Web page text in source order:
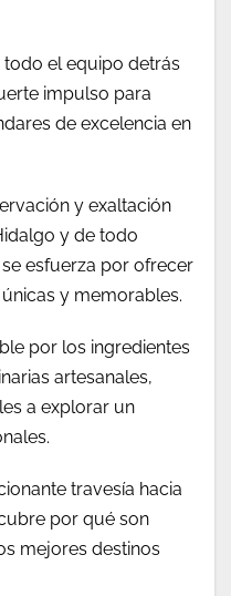
el equipo detrás
impulso para
de excelencia en
y exaltación
y de todo
esfuerza por ofrecer
y memorables.
por los ingredientes
artesanales,
a explorar un
travesía hacia
por qué son
mejores destinos